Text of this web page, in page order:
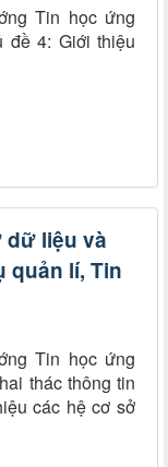
Tin học ứng
đề 4: Giới thiệu
dữ liệu và
quản lí, Tin
Tin học ứng
thác thông tin
các hệ cơ sở